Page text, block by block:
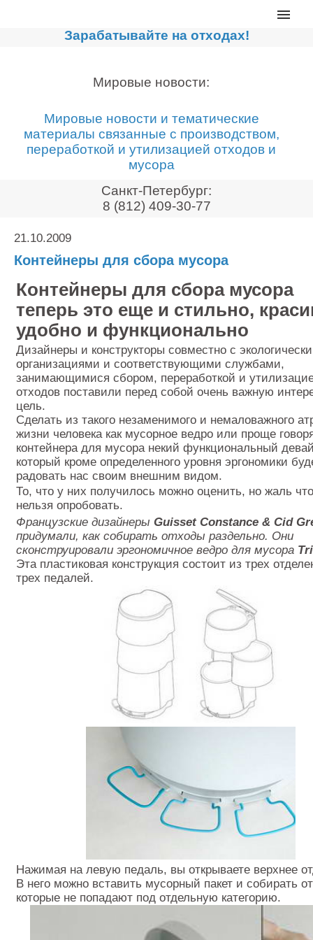
Главная
Сортировочные линии
Дробильное оборудование
Компакторы, контейнеры
Реализованные проекты
Видео
О нас
Контакты
Оставить заявку
Зарабатывайте на отходах!
Мировые новости:
Мировые новости и тематические
материалы связанные с производством,
переработкой и утилизацией отходов и
мусора
Санкт-Петербург:
8 (812) 409-30-77
21.10.2009
Контейнеры для сбора мусора
Контейнеры для сбора мусора
теперь это еще и стильно,
удобно и функционально
Дизайнеры и конструкторы совместно с
организациями и соответствующими службами,
занимающимися сбором, переработкой и
отходов поставили перед собой очень важную
цель.
Сделать из такого незаменимого и немаловажного
жизни человека как мусорное ведро или проще
контейнера для мусора некий функциональный
который кроме определенного уровня эргономики
радовать нас своим внешним видом.
То, что у них получилось можно оценить, но жаль
нельзя опробовать.
Французские дизайнеры Guisset Constance & Cid
придумали, как собирать отходы раздельно. Они
сконструировали эргономичное ведро для мусора
Эта пластиковая конструкция состоит из трех
трех педалей.
Нажимая на левую педаль, вы открываете верхнее
В него можно вставить мусорный пакет и собирать
которые не попадают под отдельную категорию.